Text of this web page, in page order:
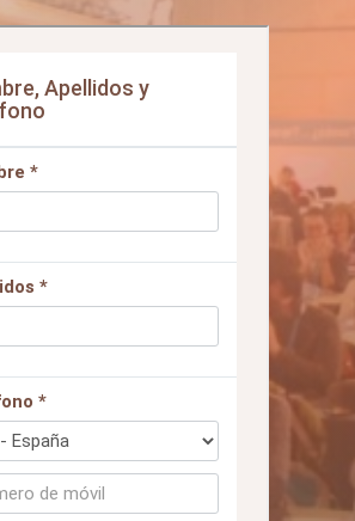
número!